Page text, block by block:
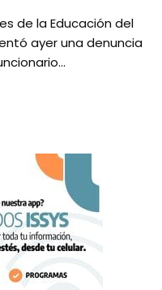
de la Educación del
ayer una denuncia